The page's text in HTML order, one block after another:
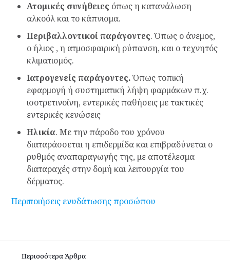
Ατομικές συνήθειες όπως η κατανάλωση
αλκοόλ και το κάπνισμα.
Περιβαλλοντικοί παράγοντες. Όπως ο άνεμος,
ο ήλιος , η ατμοσφαιρική ρύπανση, και ο τεχνητός
κλιματισμός.
Ιατρογενείς παράγοντες.Όπως τοπική
εφαρμογή ή συστηματική λήψη φαρμάκων π.χ.
ισοτρετινοϊνη, εντερικές παθήσεις με τακτικές
εντερικές κενώσεις
Ηλικία. Με την πάροδο του χρόνου
διαταράσσεται η επιδερμίδα και επιβραδύνεται ο
ρυθμός αναπαραγωγής της, με αποτέλεσμα
διαταραχές στην δομή και λειτουργία του
δέρματος.
Περιποιήσεις ενυδάτωσης προσώπου
Περισσότερα Άρθρα